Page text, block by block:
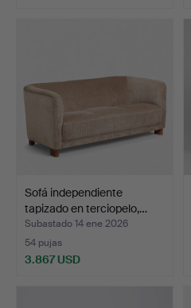
Sofá independiente
tapizado en terciopelo,…
Subastado 14 ene 2026
54 pujas
3.867 USD